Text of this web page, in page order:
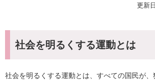
更新
社会を明るくする運動とは
社会を明るくする運動とは、すべての国民が、